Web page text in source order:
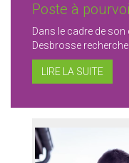
Poste à
Dans le cadre de son
Desbrosse recherche
LIRE LA SUITE